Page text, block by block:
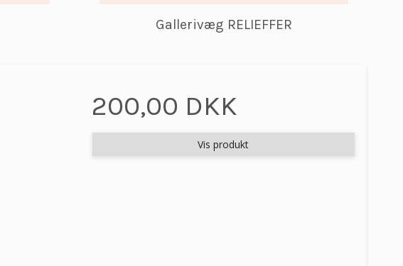
Gallerivæg RELIEFFER
200,00 DKK
Vis produkt